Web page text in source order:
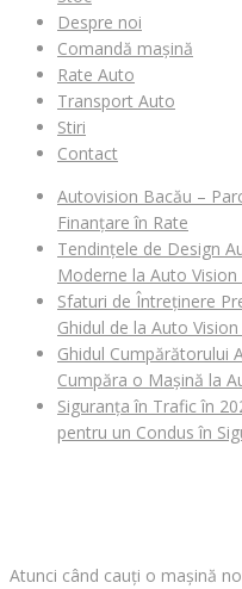
Despre noi
Comandă mașină
Rate Auto
Transport Auto
Stiri
Contact
Autovision Bacău –
Finanțare în Rate
Tendințele de Design
Moderne la Auto Vision
Sfaturi de Întreținere
Ghidul de la Auto
Ghidul Cumpărătorului
Cumpăra o Mașină la
Siguranța în Trafic în
pentru un Condus în
Atunci când cauți o mașină